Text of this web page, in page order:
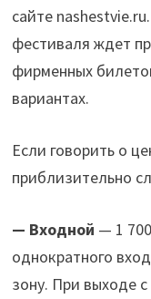
сайте
фестиваля ждет
фирменных
вариантах.
Если говорить о
приблизительно
— Входной — 1
однократного
зону. При выходе